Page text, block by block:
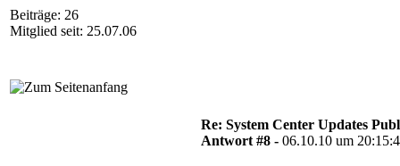
Beiträge: 26
Mitglied seit: 25.07.06
Re: System Center Updates
Antwort #8 - 06.10.10 um